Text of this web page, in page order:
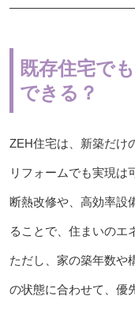
既存住宅で
できる？
ZEH住宅は、新築だけ
リフォームでも実現は
断熱改修や、高効率設
ることで、住まいのエ
ただし、家の築年数や
の状態に合わせて、優